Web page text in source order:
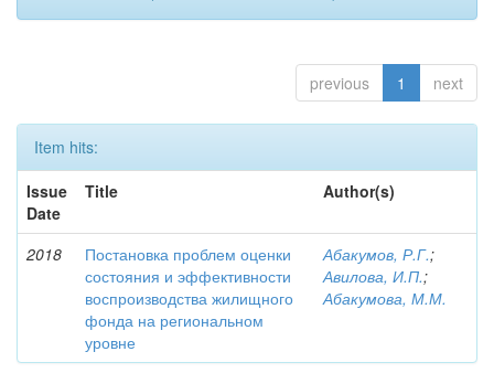
previous 1 next
Item hits:
Issue
Date
Title Author(s)
2018
Постановка проблем оценки
состояния и эффективности
воспроизводства жилищного
фонда на региональном
уровне
Абакумов, Р.Г.;
Авилова, И.П.;
Абакумова, М.М.